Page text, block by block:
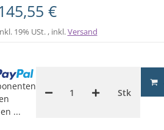
€
19% USt. , inkl.Versand
Stk
...